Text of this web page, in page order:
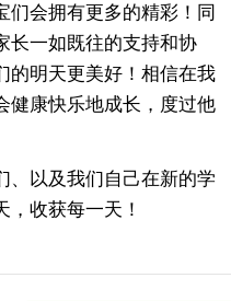
们会拥有更多的精彩！同
长一如既往的支持和协
的明天更美好！相信在我
健康快乐地成长，度过他
、以及我们自己在新的学
收获每一天！